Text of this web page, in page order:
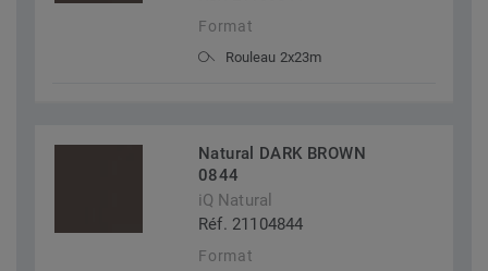
Format
Rouleau 2x23m
Natural DARK BROWN
0844
iQ Natural
Réf. 21104844
Format